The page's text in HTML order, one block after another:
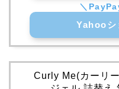
Yahooシ
Curly Me(カーリ